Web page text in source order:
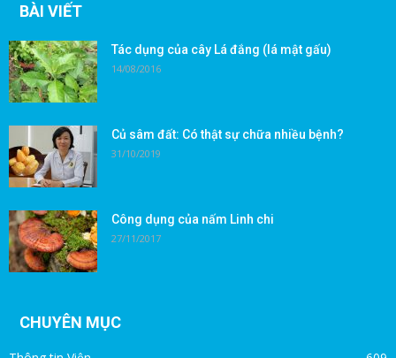
BÀI VIẾT
Tác dụng của cây Lá đắng (lá mật gấu)
14/08/2016
Củ sâm đất: Có thật sự chữa nhiều bệnh?
31/10/2019
Công dụng của nấm Linh chi
27/11/2017
CHUYÊN MỤC